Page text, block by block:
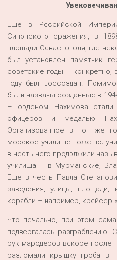
Еще в Российской
Синопского сражения, в
площади Севастополя, где
был установлен памятник
советские годы – конкретно,
году был воссоздан.
были названы созданные в
– орденом Нахимова стали
офицеров и медалью
Организованное в тот же
морское училище тоже
в честь него продолжили
училища – в Мурманские,
Еще в честь Павла
заведения, улицы,
корабли – например, крейсер
Что печально, при этом
подвергалась разграблению.
рук мародеров вскоре после
разломали крышку гроба в